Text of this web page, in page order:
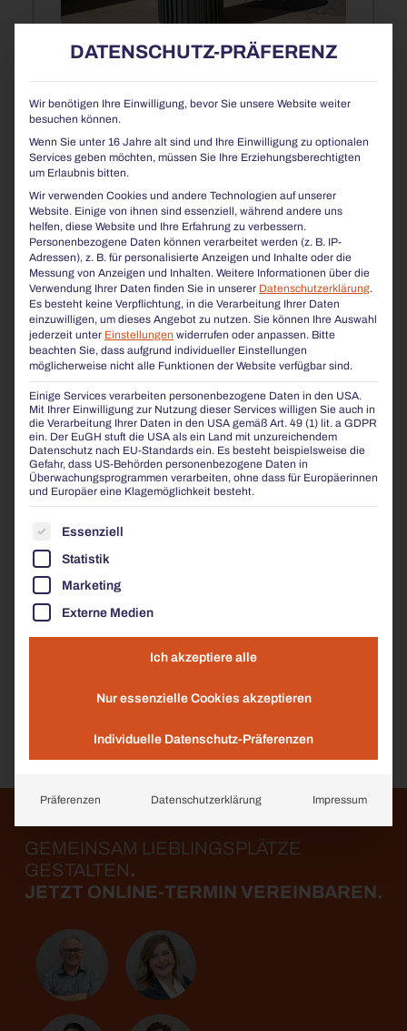
Robuste Abfallbehälter aus Edelstahl – langlebig,
vandalismussicher und designstark. Optisch
abgestimmt auf unsere Stadtmöbel für ein
harmonisches Gesamtbild im Außenraum.
MEHR ERFAHREN
FAHRRADPARKER
Stabile Fahrradparker aus Edelstahl – wetterfest,
platzsparend und formschön. Passend zu unseren
öffentlichen Raum zu schaffen.
MEHR ERFAHREN
GEMEINSAM LIEBLINGS­PLÄTZE
GESTALTEN.
JETZT ONLINE-TERMIN VEREINBAREN.
DATENSCHUTZ-PRÄFERENZ
Wir benötigen Ihre Einwilligung, bevor Sie unsere Website weiter
besuchen können.
Wenn Sie unter 16 Jahre alt sind und Ihre Einwilligung zu optionalen
Services geben möchten, müssen Sie Ihre Erziehungsberechtigten
um Erlaubnis bitten.
Wir verwenden Cookies und andere Technologien auf unserer
Website. Einige von ihnen sind essenziell, während andere uns
helfen, diese Website und Ihre Erfahrung zu verbessern.
Personenbezogene Daten können verarbeitet werden (z. B. IP-
Adressen), z. B. für personalisierte Anzeigen und Inhalte oder die
Messung von Anzeigen und Inhalten. Weitere Informationen über die
Verwendung Ihrer Daten finden Sie in unserer Datenschutzerklärung.
Es besteht keine Verpflichtung, in die Verarbeitung Ihrer Daten
einzuwilligen, um dieses Angebot zu nutzen. Sie können Ihre Auswahl
jederzeit unter Einstellungen widerrufen oder anpassen. Bitte
beachten Sie, dass aufgrund individueller Einstellungen
möglicherweise nicht alle Funktionen der Website verfügbar sind.
Einige Services verarbeiten personenbezogene Daten in den USA.
Mit Ihrer Einwilligung zur Nutzung dieser Services willigen Sie auch in
die Verarbeitung Ihrer Daten in den USA gemäß Art. 49 (1) lit. a GDPR
ein. Der EuGH stuft die USA als ein Land mit unzureichendem
Datenschutz nach EU-Standards ein. Es besteht beispielsweise die
Gefahr, dass US-Behörden personenbezogene Daten in
Überwachungsprogrammen verarbeiten, ohne dass für Europäerinnen
und Europäer eine Klagemöglichkeit besteht.
ES FOLGT EINE LISTE DER SERVICE-GRUPPEN,
Essenziell
Statistik
Marketing
Externe Medien
Ich akzeptiere alle
Nur essenzielle Cookies akzeptieren
Individuelle Datenschutz-Präferenzen
Präferenzen Datenschutzerklärung Impressum